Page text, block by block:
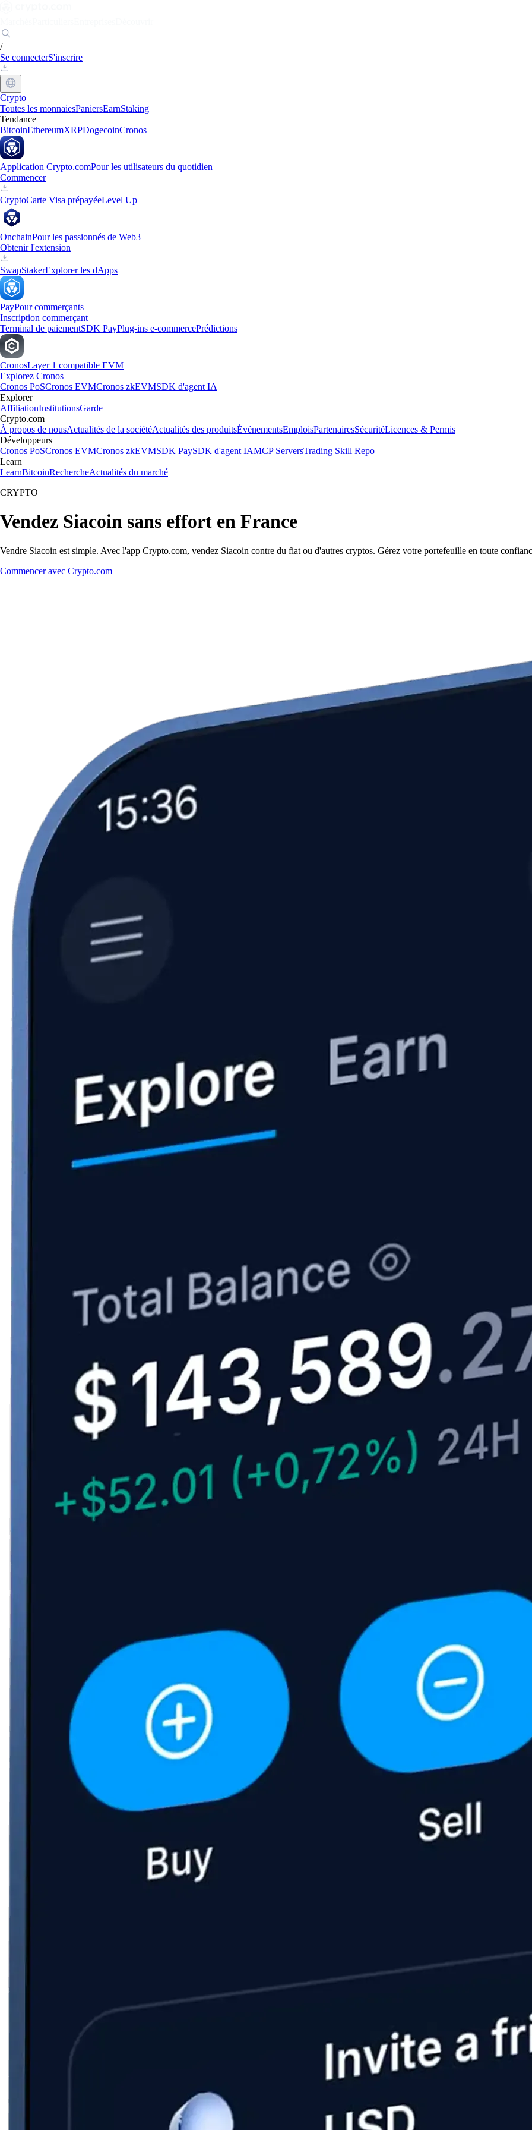
/
Se connecterS'inscrire
Crypto
Toutes les monnaiesPaniersEarnStaking
Tendance
BitcoinEthereumXRPDogecoinCronos
Application Crypto.comPour les utilisateurs du quotidien
Commencer
CryptoCarte Visa prépayéeLevel Up
OnchainPour les passionnés de Web3
Obtenir l'extension
SwapStakerExplorer les dApps
PayPour commerçants
Inscription commerçant
Terminal de paiementSDK PayPlug-ins e-commercePrédictions
CronosLayer 1 compatible EVM
Explorez Cronos
Cronos PoSCronos EVMCronos zkEVMSDK d'agent IA
Explorer
AffiliationInstitutionsGarde
Crypto.com
À propos de nousActualités de la sociétéActualités des produitsÉvénementsEmploisPartenairesSécuritéLicences & Permis
Développeurs
Cronos PoSCronos EVMCronos zkEVMSDK PaySDK d'agent IAMCP ServersTrading Skill Repo
Learn
LearnBitcoinRechercheActualités du marché
CRYPTO
Vendez Siacoin sans effort en France
Vendre Siacoin est simple. Avec l'app Crypto.com, vendez Siacoin contre du fiat ou d'autres cryptos. Gérez votre portefeuille en toute
Commencer avec Crypto.com